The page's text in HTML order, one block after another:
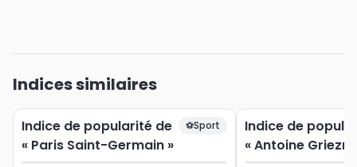
Indices similaires
Indice de popularité de
« Paris Saint-Germain »
⚽Sport
Indice de
« Antoine